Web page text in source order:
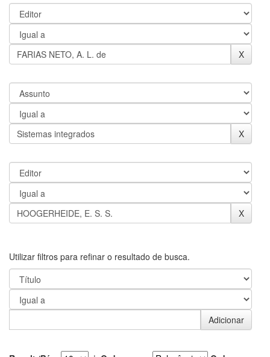
Utilizar filtros para refinar o resultado de busca.